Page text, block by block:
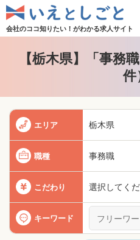
会社のココ知りたい！がわかる求人サイト
【栃木県】「事務
件
エリア 栃木県
職種 事務職
こだわり 選択してく
キーワード